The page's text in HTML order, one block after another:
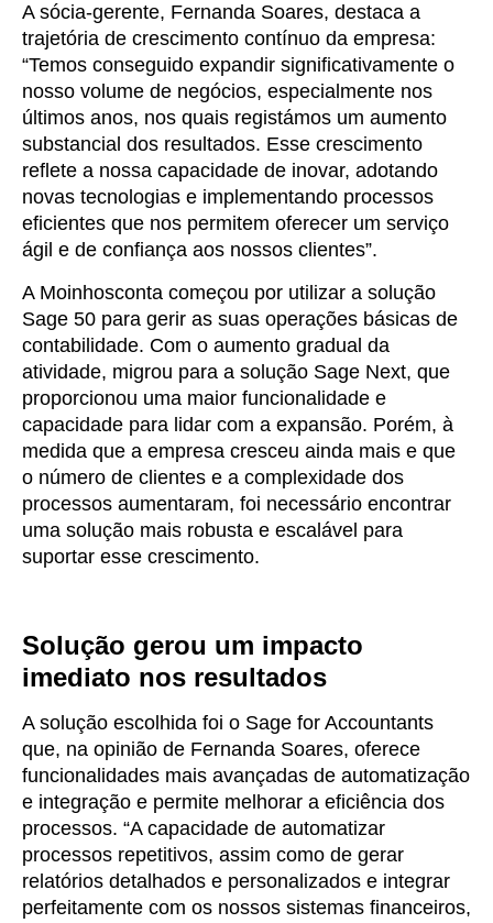
A sócia-gerente, Fernanda Soares, destaca a
trajetória de crescimento contínuo da empresa:
“Temos conseguido expandir significativamente o
nosso volume de negócios, especialmente nos
últimos anos, nos quais registámos um aumento
substancial dos resultados. Esse crescimento
reflete a nossa capacidade de inovar, adotando
novas tecnologias e implementando processos
eficientes que nos permitem oferecer um serviço
ágil e de confiança aos nossos clientes”.
A Moinhosconta começou por utilizar a solução
Sage 50 para gerir as suas operações básicas de
contabilidade. Com o aumento gradual da
atividade, migrou para a solução Sage Next, que
proporcionou uma maior funcionalidade e
capacidade para lidar com a expansão. Porém, à
medida que a empresa cresceu ainda mais e que
o número de clientes e a complexidade dos
processos aumentaram, foi necessário encontrar
uma solução mais robusta e escalável para
suportar esse crescimento.
Solução gerou um impacto
imediato nos resultados
A solução escolhida foi o Sage for Accountants
que, na opinião de Fernanda Soares, oferece
funcionalidades mais avançadas de automatização
e integração e permite melhorar a eficiência dos
processos. “A capacidade de automatizar
processos repetitivos, assim como de gerar
relatórios detalhados e personalizados e integrar
perfeitamente com os nossos sistemas financeiros,